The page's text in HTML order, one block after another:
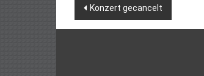
Beitragsnavigation
Konzert gecancelt